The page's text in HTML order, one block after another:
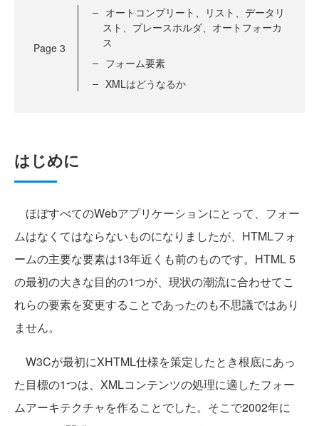
Page 3
オートコンプリート、リスト、データリ
スト、プレースホルダ、オートフォーカ
ス
フォーム要素
XMLはどうなるか
はじめに
ほぼすべてのWebアプリケーションにとって、フォー
ムはなくてはならないものになりましたが、HTMLフォ
ームの主要な要素は13年近くも前のものです。HTML 5
の最初の大きな目的の1つが、現状の潮流に合わせてこ
れらの要素を変更することであったのも不思議ではあり
ません。
W3Cが最初にXHTML仕様を策定したとき根底にあっ
た目標の1つは、XMLコンテンツの処理に適したフォー
ムアーキテクチャを作ることでした。そこで2002年に